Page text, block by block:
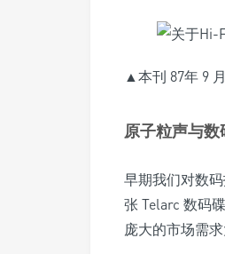
▲本刊 87年 9
原子粒声与数
早期我们对数
张 Telarc 数码
庞大的市场需